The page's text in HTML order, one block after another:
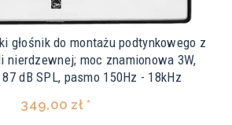
głośnik do montażu podtynkowego z
nierdzewnej; moc znamionowa 3W,
dB SPL, pasmo 150Hz - 18kHz
349,00 zł *